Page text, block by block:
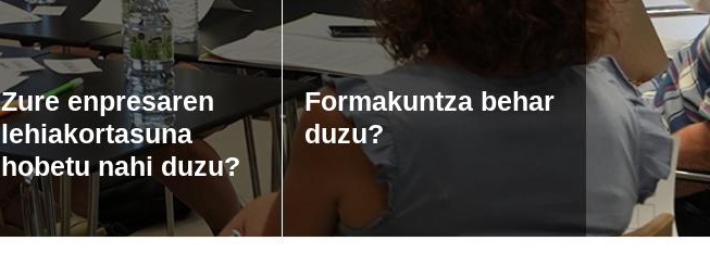
Zure enpresaren
lehiakortasuna
hobetu nahi duzu?
Formakuntza behar
duzu?